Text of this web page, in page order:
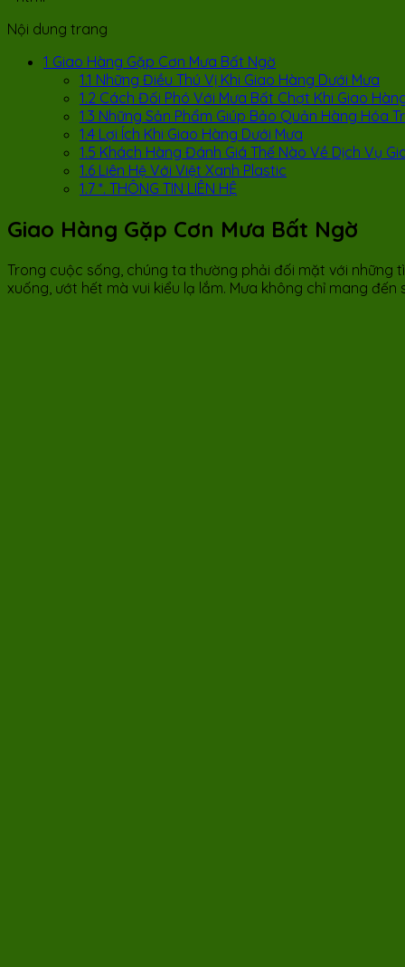
Nội dung trang
1 Giao Hàng Gặp Cơn Mưa Bất Ngờ
1.1 Những Điều Thú Vị Khi Giao Hàng Dưới Mưa
1.2 Cách Đối Phó Với Mưa Bất Chợt Khi Giao
1.3 Những Sản Phẩm Giúp Bảo Quản Hàng Hóa
1.4 Lợi Ích Khi Giao Hàng Dưới Mưa
1.5 Khách Hàng Đánh Giá Thế Nào Về Dịch Vụ
1.6 Liên Hệ Với Việt Xanh Plastic
1.7 *. THÔNG TIN LIÊN HỆ
Giao Hàng Gặp Cơn Mưa Bất Ngờ
Trong cuộc sống, chúng ta thường phải đối mặt với
xuống, ướt hết mà vui kiểu lạ lắm. Mưa không chỉ mang